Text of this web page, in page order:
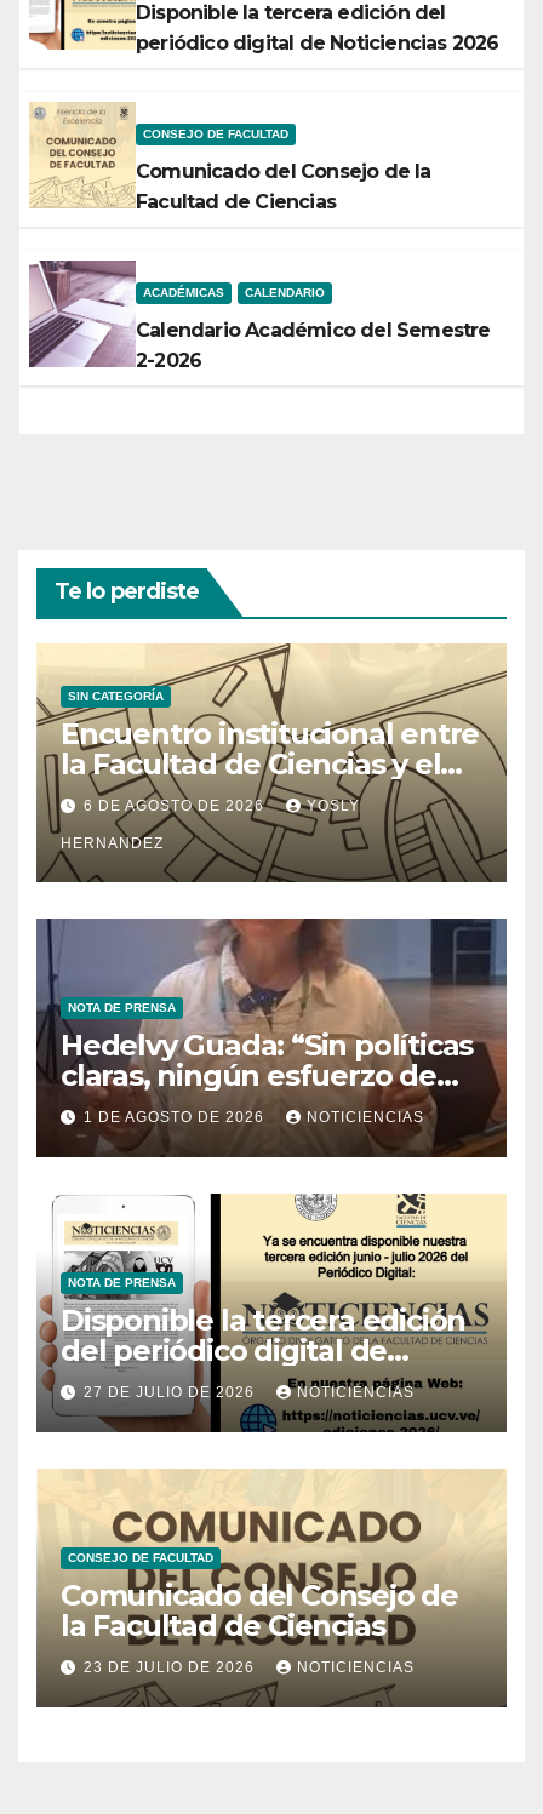
Disponible la tercera edición del
periódico digital de Noticiencias 2026
CONSEJO DE FACULTAD
Comunicado del Consejo de la
Facultad de Ciencias
ACADÉMICAS CALENDARIO
Calendario Académico del Semestre
2-2026
Te lo perdiste
SIN CATEGORÍA
Encuentro institucional entre
la Facultad de Ciencias y el
Ministerio de Ciencia y
Tecnología
6 DE AGOSTO DE 2026 YOSLY
HERNANDEZ
NOTA DE PRENSA
Hedelvy Guada: “Sin políticas
claras, ningún esfuerzo de
conservación rendirá frutos”
1 DE AGOSTO DE 2026 NOTICIENCIAS
NOTA DE PRENSA
Disponible la tercera edición
del periódico digital de
Noticiencias 2026
27 DE JULIO DE 2026 NOTICIENCIAS
CONSEJO DE FACULTAD
Comunicado del Consejo de
la Facultad de Ciencias
23 DE JULIO DE 2026 NOTICIENCIAS